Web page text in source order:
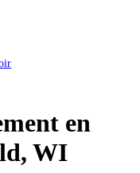
en
WI